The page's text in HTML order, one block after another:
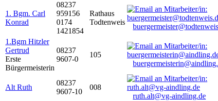
1. Bgm. Carl
Konrad
08237
959156
0174
1421854
Rathaus
Todtenweis
1.Bgm Hitzler
Gertrud
Erste
Bürgermeisterin
08237
9607-0
105
Alt Ruth
08237
9607-10
008
ruth.alt@vg-aindling.de